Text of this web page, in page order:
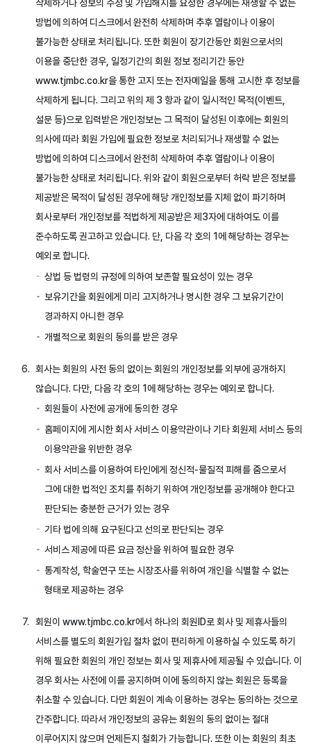
삭제하거나 정보의 수정 및 가입해지를 요청한 경우에는 재생할 수 없는
방법에 의하여 디스크에서 완전히 삭제하며 추후 열람이나 이용이
불가능한 상태로 처리됩니다. 또한 회원이 장기간동안 회원으로서의
이용을 중단한 경우, 일정기간의 회원 정보 정리기간 동안
www.tjmbc.co.kr을 통한 고지 또는 전자메일을 통해 고시한 후 정보를
삭제하게 됩니다. 그리고 위의 제 3 항과 같이 일시적인 목적(이벤트,
설문 등)으로 입력받은 개인정보는 그 목적이 달성된 이후에는 회원의
의사에 따라 회원 가입에 필요한 정보로 처리되거나 재생할 수 없는
방법에 의하여 디스크에서 완전히 삭제하여 추후 열람이나 이용이
불가능한 상태로 처리됩니다. 위와 같이 회원으로부터 허락 받은 정보를
제공받은 목적이 달성된 경우에 해당 개인정보를 지체 없이 파기하며
회사로부터 개인정보를 적법하게 제공받은 제3자에 대하여도 이를
준수하도록 권고하고 있습니다. 단, 다음 각 호의 1에 해당하는 경우는
예외로 합니다.
상법 등 법령의 규정에 의하여 보존할 필요성이 있는 경우
보유기간을 회원에게 미리 고지하거나 명시한 경우 그 보유기간이
경과하지 아니한 경우
개별적으로 회원의 동의를 받은 경우
회사는 회원의 사전 동의 없이는 회원의 개인정보를 외부에 공개하지
않습니다. 다만, 다음 각 호의 1에 해당하는 경우는 예외로 합니다.
회원들이 사전에 공개에 동의한 경우
홈페이지에 게시한 회사 서비스 이용약관이나 기타 회원제 서비스 등의
이용약관을 위반한 경우
회사 서비스를 이용하여 타인에게 정신적-물질적 피해를 줌으로서
그에 대한 법적인 조치를 취하기 위하여 개인정보를 공개해야 한다고
판단되는 충분한 근거가 있는 경우
기타 법에 의해 요구된다고 선의로 판단되는 경우
서비스 제공에 따른 요금 정산을 위하여 필요한 경우
통계작성, 학술연구 또는 시장조사를 위하여 개인을 식별할 수 없는
형태로 제공하는 경우
회원이 www.tjmbc.co.kr에서 하나의 회원ID로 회사 및 제휴사들의
서비스를 별도의 회원가입 절차 없이 편리하게 이용하실 수 있도록 하기
위해 필요한 회원의 개인 정보는 회사 및 제휴사에 제공될 수 있습니다. 이
경우 회사는 사전에 이를 공지하며 이에 동의하지 않는 회원은 등록을
취소할 수 있습니다. 다만 회원이 계속 이용하는 경우는 동의하는 것으로
간주합니다. 따라서 개인정보의 공유는 회원의 동의 없이는 절대
이루어지지 않으며 언제든지 철회가 가능합니다. 또한 이는 회원의 최초